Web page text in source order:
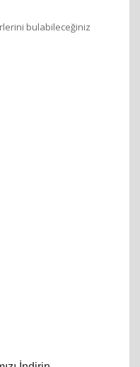
bulabileceğiniz